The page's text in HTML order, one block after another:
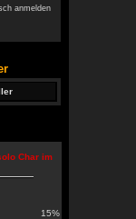
anmelden
Char im
15%